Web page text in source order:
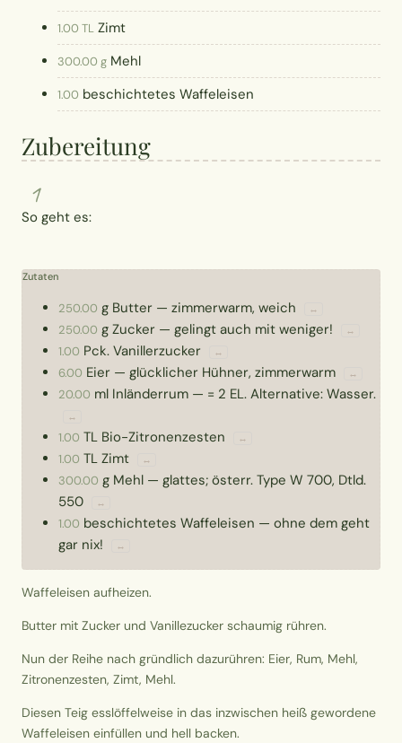
1.00 TL Zimt
300.00 g Mehl
1.00 beschichtetes Waffeleisen
Zubereitung
1
So geht es:
Zutaten
250.00 g Butter — zimmerwarm, weich ↔
250.00 g Zucker — gelingt auch mit weniger! ↔
1.00 Pck. Vanillerzucker ↔
6.00 Eier — glücklicher Hühner, zimmerwarm ↔
20.00 ml Inländerrum — = 2 EL. Alternative: Wasser.
↔
1.00 TL Bio-Zitronenzesten ↔
1.00 TL Zimt ↔
300.00 g Mehl — glattes; österr. Type W 700, Dtld.
550
↔
1.00 beschichtetes Waffeleisen — ohne dem geht
gar nix!
↔
Waffeleisen aufheizen.
Butter mit Zucker und Vanillezucker schaumig rühren.
Nun der Reihe nach gründlich dazurühren: Eier, Rum, Mehl,
Zitronenzesten, Zimt, Mehl.
Diesen Teig esslöffelweise in das inzwischen heiß gewordene
Waffeleisen einfüllen und hell backen.